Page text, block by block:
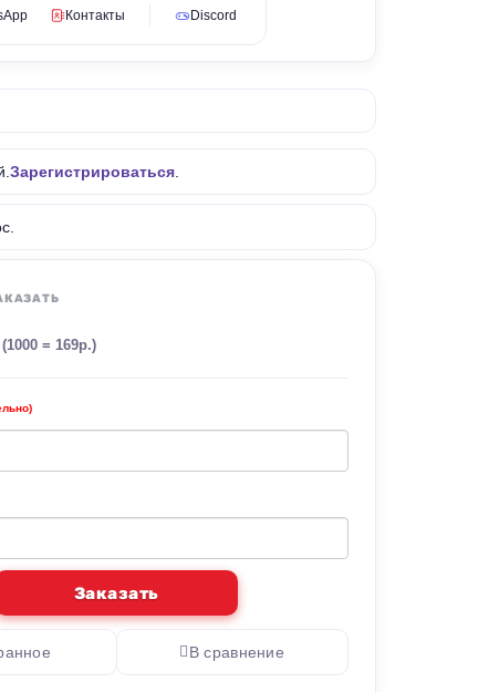
Контакты Discord
Зарегистрироваться
(1000 = 169р.)
Заказать
В сравнение